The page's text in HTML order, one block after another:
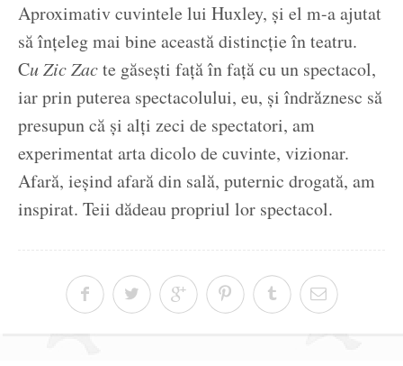
Aproximativ cuvintele lui Huxley, și el m-a ajutat
să înțeleg mai bine această distincție în teatru.
Cu Zic Zacte găsești față în față cu un spectacol,
iar prin puterea spectacolului, eu, și îndrăznesc să
presupun că și alți zeci de spectatori, am
experimentat arta dicolo de cuvinte, vizionar.
Afară, ieșind afară din sală, puternic drogată, am
inspirat. Teii dădeau propriul lor spectacol.